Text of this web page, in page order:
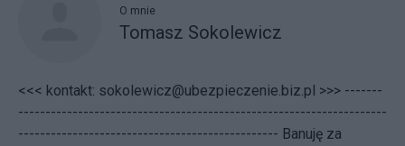
O mnie
Tomasz Sokolewicz
<<< kontakt: sokolewicz@ubezpieczenie.biz.pl >>> -------
--------------------------------------------------------------------
------------------------------------------------ Banuję za